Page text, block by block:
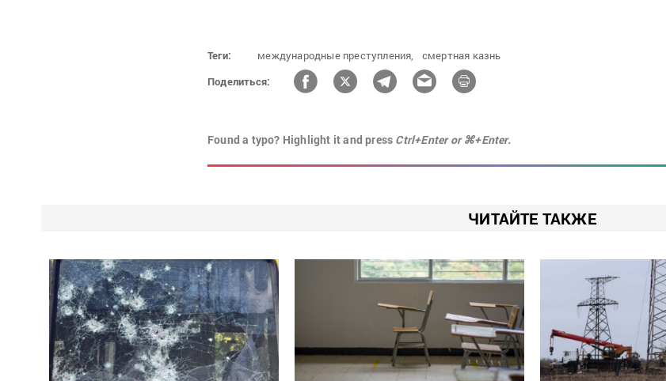
Теги: международные преступления,
смертная казнь
Поделиться:
Found a typo? Highlight it and press Ctrl+Enter or ⌘+Enter.
ЧИТАЙТЕ ТАКЖЕ